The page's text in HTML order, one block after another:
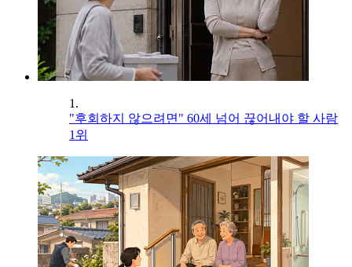
1.
"후회하지 않으려면" 60세 넘어 끊어내야 할 사람
1위